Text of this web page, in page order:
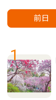
前日
1